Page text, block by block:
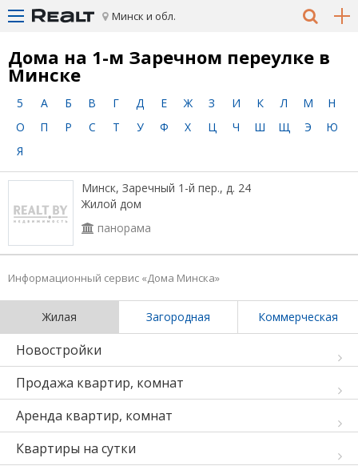
Минск и обл.
Дома на 1-м Заречном переулке в
Минске
5 А Б В Г Д Е Ж З И К Л М
Н
О
П Р С Т У Ф Х Ц Ч Ш Щ Э
Ю
Я
Минск, Заречный 1-й пер., д. 24
Жилой дом
панорама
Информационный сервис «Дома Минска»
Жилая Загородная Коммерческая
Новостройки
Продажа квартир, комнат
Аренда квартир, комнат
Квартиры на сутки